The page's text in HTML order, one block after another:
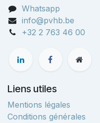
Whatsapp
info@pvhb.be
+32 2 763 46 00
Liens utiles
Mentions légales
Conditions générales